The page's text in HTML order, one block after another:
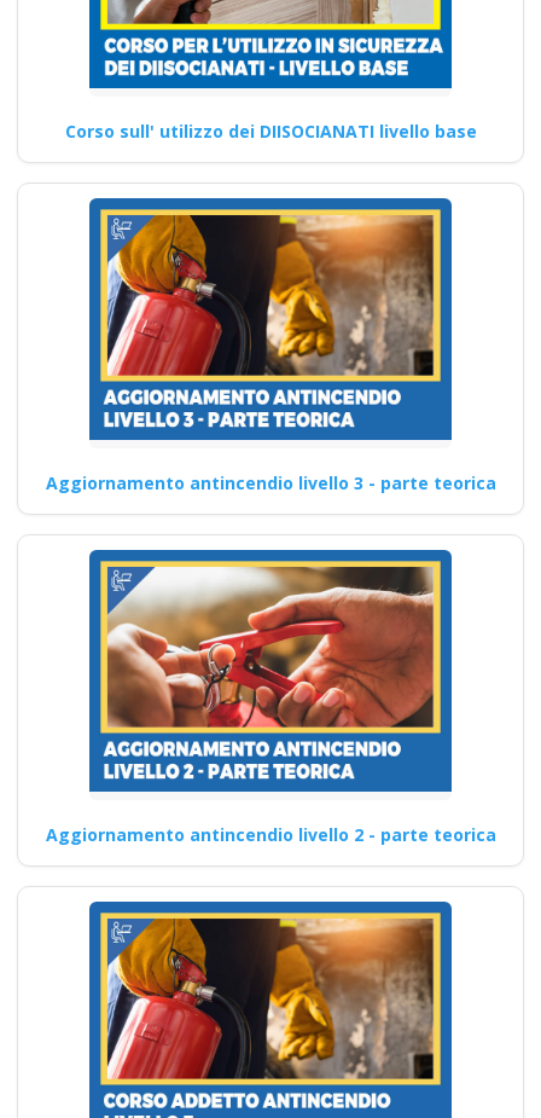
Corso sull' utilizzo dei DIISOCIANATI livello base
Aggiornamento antincendio livello 3 - parte teorica
Aggiornamento antincendio livello 2 - parte teorica